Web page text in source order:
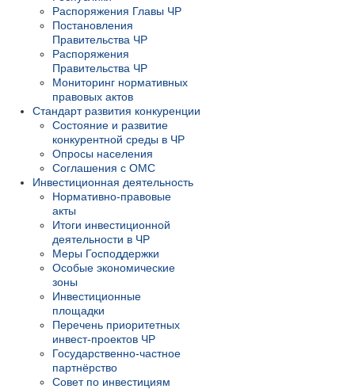
Распоряжения Главы ЧР
Постановления
Правительства ЧР
Распоряжения
Правительства ЧР
Мониторинг нормативных
правовых актов
Стандарт развития конкуренции
Состояние и развитие
конкурентной среды в ЧР
Опросы населения
Соглашения с ОМС
Инвестиционная деятельность
Нормативно-правовые
акты
Итоги инвестиционной
деятельности в ЧР
Меры Господдержки
Особые экономические
зоны
Инвестиционные
площадки
Перечень приоритетных
инвест-проектов ЧР
Государственно-частное
партнёрство
Совет по инвестициям